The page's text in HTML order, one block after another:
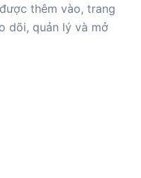
thêm vào, trang
dõi, quản lý và mở